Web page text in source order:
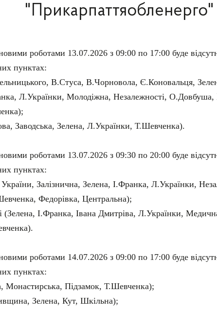
"Прикарпаттяобленерго"
роботами 13.07.2026 з 09:00 по 17:00 буде
пунктах:
В.Стуса, В.Чорновола, Є.Коновальця,
Л.Українки, Молодіжна, Незалежності,
Заводська, Зелена, Л.Українки, Т.Шевченка).
роботами 13.07.2026 з 09:30 по 20:00 буде
пунктах:
Залізнична, Зелена, І.Франка, Л.Українки,
Федорівка, Центральна);
(Зелена, І.Франка, Івана Дмитріва, Л.Українки,
роботами 14.07.2026 з 09:00 по 17:00 буде
пунктах:
Монастирська, Підзамок, Т.Шевченка);
Зелена, Кут, Шкільна);